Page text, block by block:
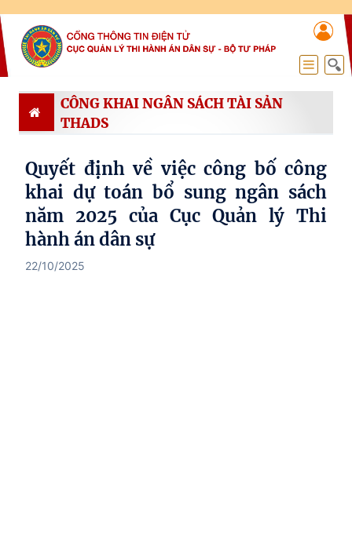
CÔNG KHAI NGÂN SÁCH TÀI SẢN
THADS
Quyết định về việc công bố công
khai dự toán bổ sung ngân sách
năm 2025 của Cục Quản lý Thi
hành án dân sự
22/10/2025